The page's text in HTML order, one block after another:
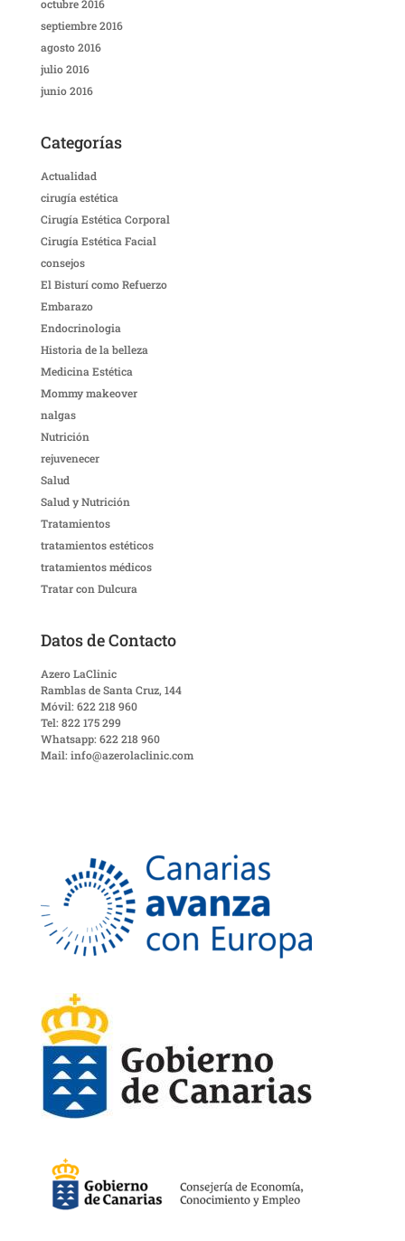
octubre 2016
septiembre 2016
agosto 2016
julio 2016
junio 2016
Categorías
Actualidad
cirugía estética
Cirugía Estética Corporal
Cirugía Estética Facial
consejos
El Bisturí como Refuerzo
Embarazo
Endocrinologia
Historia de la belleza
Medicina Estética
Mommy makeover
nalgas
Nutrición
rejuvenecer
Salud
Salud y Nutrición
Tratamientos
tratamientos estéticos
tratamientos médicos
Tratar con Dulcura
Datos de Contacto
Azero LaClinic
Ramblas de Santa Cruz, 144
Móvil: 622 218 960
Tel: 822 175 299
Whatsapp: 622 218 960
Mail: info@azerolaclinic.com